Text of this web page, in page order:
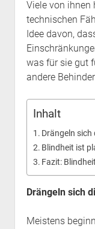
Viele von ihnen
technischen
Idee davon,
was für sie gut
andere
Inhalt
Drängeln sich
Blindheit ist
Fazit:
Drängeln sich
Meistens